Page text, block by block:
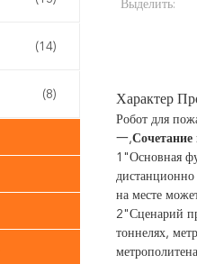
(14)
(8)
Выделить:
Характер
Робот для
一,Сочетание
1"Основная
дистанционно
на месте
2"Сценарий
тоннелях,